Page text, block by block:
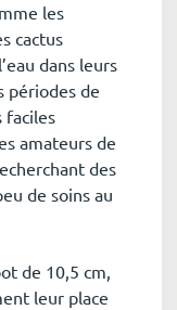
les
cactus
dans leurs
périodes de
faciles
amateurs de
des
de soins au
de 10,5 cm,
leur place